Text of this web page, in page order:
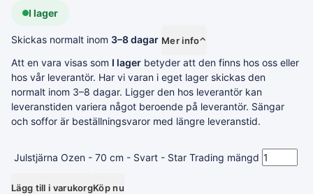
I lager
Skickas normalt inom 3–8 dagar Mer info⌃
Att en vara visas som I lager betyder att den finns hos oss eller
hos vår leverantör. Har vi varan i eget lager skickas den
normalt inom 3–8 dagar. Ligger den hos leverantör kan
leveranstiden variera något beroende på leverantör. Sängar
och soffor är beställningsvaror med längre leveranstid.
Julstjärna Ozen - 70 cm - Svart - Star Trading mängd
Lägg till i varukorgKöp nu